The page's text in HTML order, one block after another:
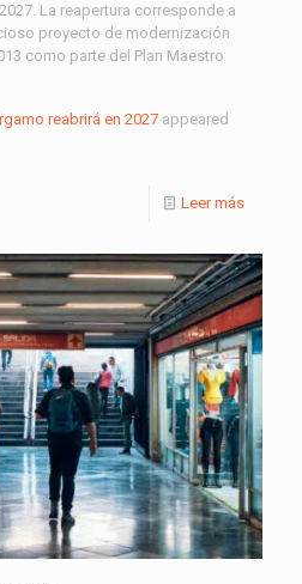
La reapertura corresponde a
proyecto de modernización
como parte del Plan Maestro
reabrirá en 2027 appeared
Leer más